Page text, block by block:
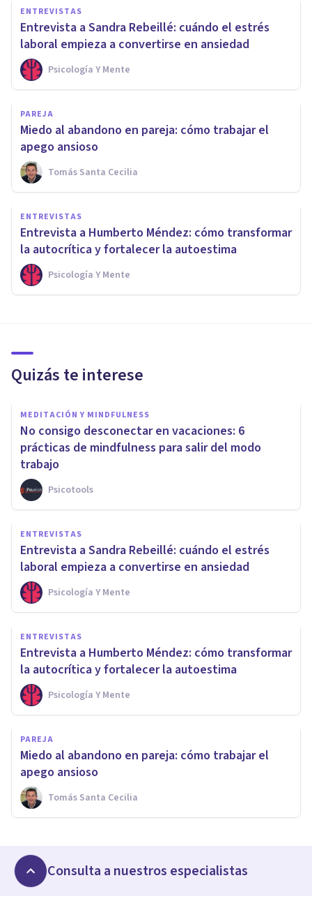
ENTREVISTAS
Entrevista a Sandra Rebeillé: cuándo el estrés
laboral empieza a convertirse en ansiedad
Psicología Y Mente
PAREJA
Miedo al abandono en pareja: cómo trabajar el
apego ansioso
Tomás Santa Cecilia
ENTREVISTAS
Entrevista a Humberto Méndez: cómo transformar
la autocrítica y fortalecer la autoestima
Psicología Y Mente
Quizás te interese
MEDITACIÓN Y MINDFULNESS
No consigo desconectar en vacaciones: 6
prácticas de mindfulness para salir del modo
trabajo
Psicotools
ENTREVISTAS
Entrevista a Sandra Rebeillé: cuándo el estrés
laboral empieza a convertirse en ansiedad
Psicología Y Mente
ENTREVISTAS
Entrevista a Humberto Méndez: cómo transformar
la autocrítica y fortalecer la autoestima
Psicología Y Mente
PAREJA
Miedo al abandono en pareja: cómo trabajar el
apego ansioso
Tomás Santa Cecilia
Consulta a nuestros especialistas